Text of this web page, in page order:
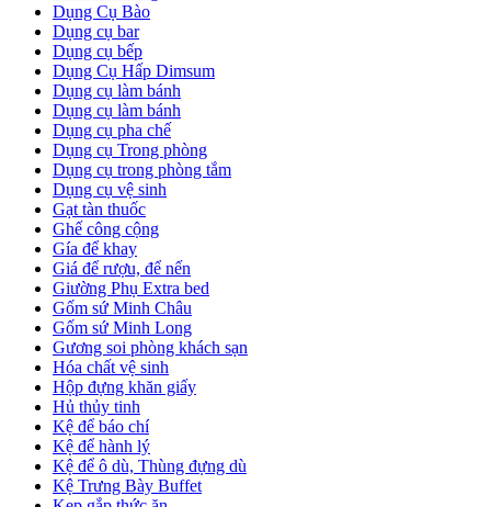
Dụng Cụ Bào
Dụng cụ bar
Dụng cụ bếp
Dụng Cụ Hấp Dimsum
Dụng cụ làm bánh
Dụng cụ làm bánh
Dụng cụ pha chế
Dụng cụ Trong phòng
Dụng cụ trong phòng tắm
Dụng cụ vệ sinh
Gạt tàn thuốc
Ghế công cộng
Gía để khay
Giá để rượu, để nến
Giường Phụ Extra bed
Gốm sứ Minh Châu
Gốm sứ Minh Long
Gương soi phòng khách sạn
Hóa chất vệ sinh
Hộp đựng khăn giấy
Hủ thủy tinh
Kệ để báo chí
Kệ để hành lý
Kệ để ô dù, Thùng đựng dù
Kệ Trưng Bày Buffet